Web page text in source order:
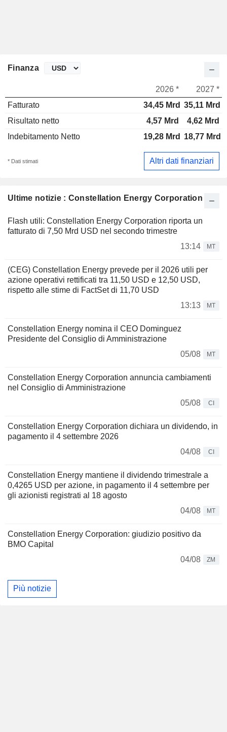
Ultime notizie : Constellation Energy Corporation
Flash utili: Constellation Energy Corporation riporta un
fatturato di 7,50 Mrd USD nel secondo trimestre
13:14
MT
(CEG) Constellation Energy prevede per il 2026 utili per
azione operativi rettificati tra 11,50 USD e 12,50 USD,
rispetto alle stime di FactSet di 11,70 USD
13:13
MT
Constellation Energy nomina il CEO Dominguez
Presidente del Consiglio di Amministrazione
05/08
MT
Constellation Energy Corporation annuncia cambiamenti
nel Consiglio di Amministrazione
05/08
CI
Constellation Energy Corporation dichiara un dividendo, in
pagamento il 4 settembre 2026
04/08
CI
Constellation Energy mantiene il dividendo trimestrale a
0,4265 USD per azione, in pagamento il 4 settembre per
gli azionisti registrati al 18 agosto
04/08
MT
Constellation Energy Corporation: giudizio positivo da
BMO Capital
04/08
ZM
Più notizie
Finanza
2026 *
2027 *
Fatturato
34,45 Mrd 35,11 Mrd
Risultato netto
4,57 Mrd
4,62 Mrd
Indebitamento Netto
19,28 Mrd 18,77 Mrd
* Dati stimati Altri dati finanziari